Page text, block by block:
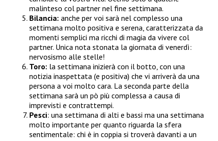
malinteso col partner nel fine settimana.
Bilancia: anche per voi sarà nel complesso una
settimana molto positiva e serena, caratterizzata da
momenti semplici ma ricchi di magia da vivere col
partner. Unica nota stonata la giornata di venerdì:
nervosismo alle stelle!
Toro: la settimana inizierà con il botto, con una
notizia inaspettata (e positiva) che vi arriverà da una
persona a voi molto cara. La seconda parte della
settimana sarà un pò più complessa a causa di
imprevisti e contrattempi.
Pesci: una settimana di alti e bassi ma una settimana
molto importante per quanto riguarda la sfera
sentimentale: chi è in coppia si troverà davanti a un